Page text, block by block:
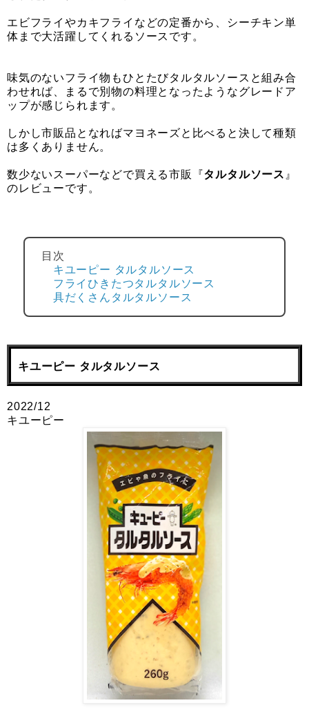
エビフライやカキフライなどの定番から、シーチキン単
体まで大活躍してくれるソースです。
味気のないフライ物もひとたびタルタルソースと組み合
わせれば、まるで別物の料理となったようなグレードア
ップが感じられます。
しかし市販品となればマヨネーズと比べると決して種類
は多くありません。
数少ないスーパーなどで買える市販『タルタルソース 』
のレビューです。
目次
キユーピー タルタルソース
フライひきたつタルタルソース
具だくさんタルタルソース
キユーピー タルタルソース
2022/12
キユーピー